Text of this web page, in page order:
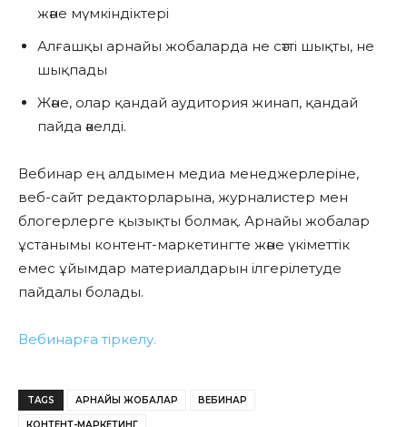
және мүмкіндіктері
Алғашқы арнайы жобаларда не сәтті шықты, не
шықпады
Және, олар қандай аудитория жинап, қандай
пайда әкелді.
Вебинар ең алдымен медиа менеджерлеріне,
веб-сайт редакторларына, журналистер мен
блогерлерге қызықты болмақ. Арнайы жобалар
ұстанымы контент-маркетингте және үкіметтік
емес ұйымдар материалдарын ілгерілетуде
пайдалы болады.
Вебинарға тіркелу.
TAGS АРНАЙЫ ЖОБАЛАР ВЕБИНАР